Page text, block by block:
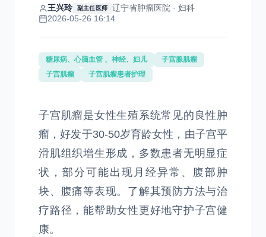
王兴玲 副主任医师
辽宁省肿瘤医院 · 妇科
2026-05-26 16:14
糖尿病、心脑血管 、神经、妇儿
子宫腺肌瘤
子宫肌瘤
子宫肌瘤患者护理
子宫肌瘤是女性生殖系统常见的良性肿
瘤，好发于30-50岁育龄女性，由子宫平
滑肌组织增生形成，多数患者无明显症
状，部分可能出现月经异常、腹部肿
块、腹痛等表现。了解其预防方法与治
疗路径，能帮助女性更好地守护子宫健
康。